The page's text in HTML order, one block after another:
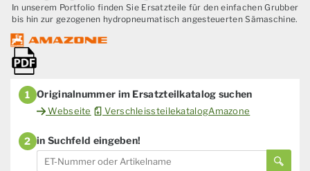
In unserem Portfolio finden Sie Ersatzteile für den einfachen Grubber
bis hin zur gezogenen hydropneumatisch angesteuerten Sämaschine.
1 Originalnummer im Ersatzteilkatalog suchen
Webseite VerschleissteilekatalogAmazone
2 in Suchfeld eingeben!